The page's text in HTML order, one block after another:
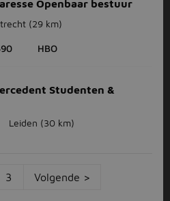
Openbaar bestuur
(29 km)
HBO
Studenten &
Leiden (30 km)
3 Volgende >